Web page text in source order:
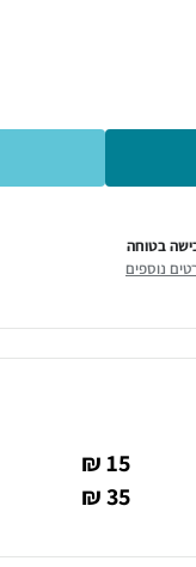
בטוחה
נוספים
15 ₪
35 ₪